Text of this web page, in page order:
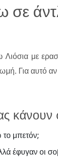
σε
με
Για αυτό
κάνουν
το μπετόν;
έφυγαν οι